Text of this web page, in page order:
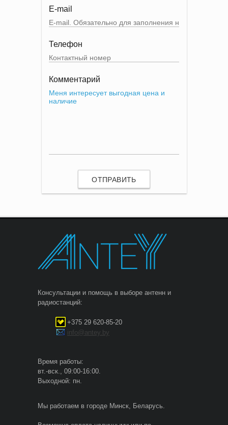
E-mail
Телефон
Комментарий
Консультации и помощь в выборе антенн и
радиостанций:
+375 29 620-85-20
info@antey.by
Время работы:
вт.-вск., 09:00-16:00.
Выходной: пн.
Мы работаем в городе Минск, Беларусь.